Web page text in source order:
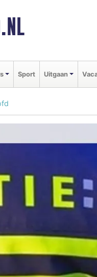
Sport Uitgaan